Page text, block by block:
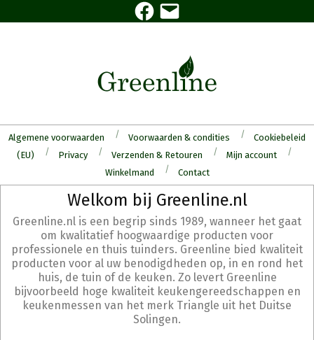
to
Facebook
E-
mail
Algemene voorwaarden Voorwaarden & condities
Cookiebeleid
(EU)
Privacy Verzenden & Retouren
Mijn account
Winkelmand
Contact
Menu
Welkom bij Greenline.nl
Greenline.nl is een begrip sinds 1989, wanneer het gaat
om kwalitatief hoogwaardige producten voor
professionele en thuis tuinders. Greenline bied kwaliteit
producten voor al uw benodigdheden op, in en rond het
huis, de tuin of de keuken. Zo levert Greenline
bijvoorbeeld hoge kwaliteit keukengereedschappen en
keukenmessen van het merk Triangle uit het Duitse
Solingen.